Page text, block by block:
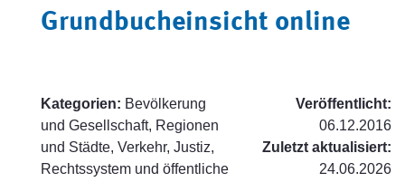
Grundbucheinsicht online
Kategorien: Bevölkerung
und Gesellschaft, Regionen
und Städte, Verkehr, Justiz,
Rechtssystem und öffentliche
Veröffentlicht:
06.12.2016
Zuletzt aktualisiert:
24.06.2026